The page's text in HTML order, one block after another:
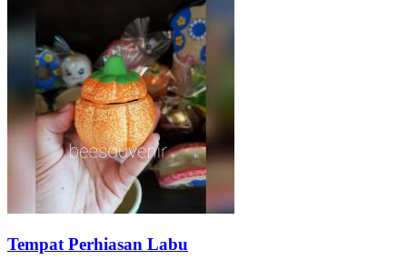
Tempat Perhiasan Labu